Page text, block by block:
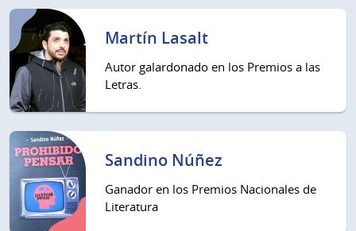
Martín Lasalt
Autor galardonado en los Premios a las
Letras.
Sandino Núñez
Ganador en los Premios Nacionales de
Literatura